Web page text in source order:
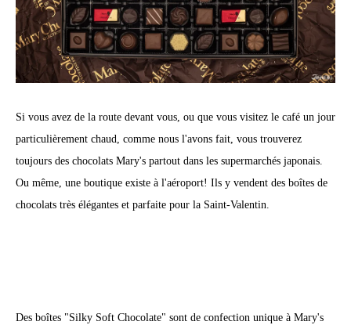
Si vous avez de la route devant vous, ou que vous visitez le café un jour
particulièrement chaud, comme nous l'avons fait, vous trouverez
toujours des chocolats Mary's partout dans les supermarchés japonais.
Ou même, une boutique existe à l'aéroport! Ils y vendent des boîtes de
chocolats très élégantes et parfaite pour la Saint-Valentin.
Des boîtes "Silky Soft Chocolate" sont de confection unique à Mary's